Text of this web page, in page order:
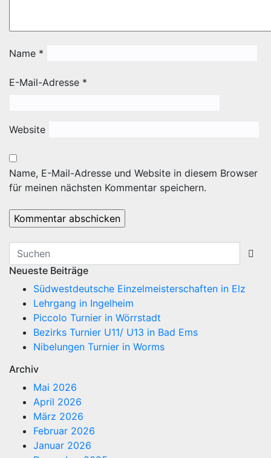
Name *
E-Mail-Adresse *
Website
Name, E-Mail-Adresse und Website in diesem Browser
für meinen nächsten Kommentar speichern.
Neueste Beiträge
Südwestdeutsche Einzelmeisterschaften in Elz
Lehrgang in Ingelheim
Piccolo Turnier in Wörrstadt
Bezirks Turnier U11/ U13 in Bad Ems
Nibelungen Turnier in Worms
Archiv
Mai 2026
April 2026
März 2026
Februar 2026
Januar 2026